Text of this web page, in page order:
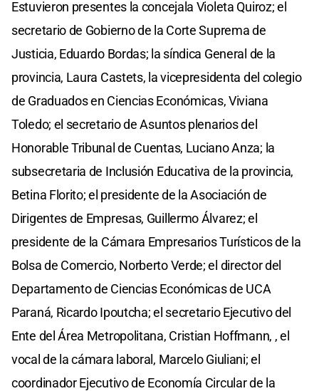
Estuvieron presentes la concejala Violeta Quiroz; el
secretario de Gobierno de la Corte Suprema de
Justicia, Eduardo Bordas; la síndica General de la
provincia, Laura Castets, la vicepresidenta del colegio
de Graduados en Ciencias Económicas, Viviana
Toledo; el secretario de Asuntos plenarios del
Honorable Tribunal de Cuentas, Luciano Anza; la
subsecretaria de Inclusión Educativa de la provincia,
Betina Florito; el presidente de la Asociación de
Dirigentes de Empresas, Guillermo Álvarez; el
presidente de la Cámara Empresarios Turísticos de la
Bolsa de Comercio, Norberto Verde; el director del
Departamento de Ciencias Económicas de UCA
Paraná, Ricardo Ipoutcha; el secretario Ejecutivo del
Ente del Área Metropolitana, Cristian Hoffmann, , el
vocal de la cámara laboral, Marcelo Giuliani; el
coordinador Ejecutivo de Economía Circular de la